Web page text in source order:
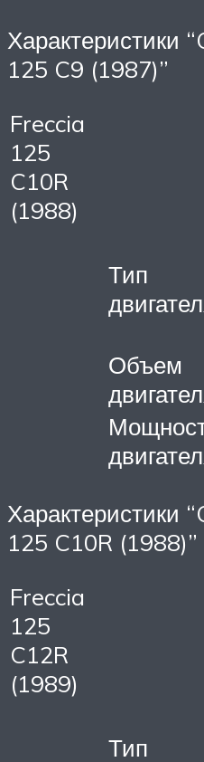
Характеристики
125 C9 (1987)”
Freccia
125
C10R
(1988)
Тип
Объем
Характеристики
125 C10R (1988)”
Freccia
125
C12R
(1989)
Тип